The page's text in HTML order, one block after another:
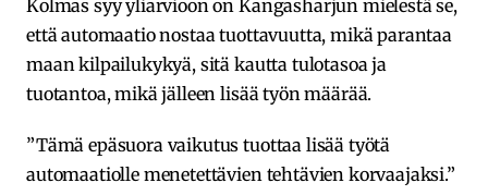
Kolmas syy yliarvioon on Kangasharjun mielestä se,
että automaatio nostaa tuottavuutta, mikä parantaa
maan kilpailukykyä, sitä kautta tulotasoa ja
tuotantoa, mikä jälleen lisää työn määrää.
”Tämä epäsuora vaikutus tuottaa lisää työtä
automaatiolle menetettävien tehtävien korvaajaksi.”